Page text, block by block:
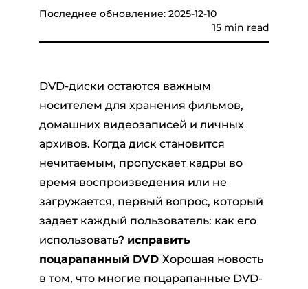
конвертер
SoundCloud
Последнее обновление: 2025-12-10
15 min read
DVD-диски остаются важным
носителем для хранения фильмов,
домашних видеозаписей и личных
архивов. Когда диск становится
нечитаемым, пропускает кадры во
время воспроизведения или не
загружается, первый вопрос, который
задает каждый пользователь: как его
использовать? исправить
поцарапанный DVD Хорошая новость
в том, что многие поцарапанные DVD-